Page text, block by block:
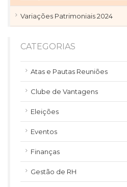
Variações Patrimoniais 2024
CATEGORIAS
Atas e Pautas Reuniões
Clube de Vantagens
Eleições
Eventos
Finanças
Gestão de RH